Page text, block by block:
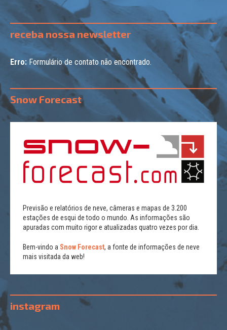
receba nossa newsletter
Erro: Formulário de contato não encontrado.
Snow Forecast
Previsão e relatórios de neve, câmeras e mapas de 3.200
estações de esqui de todo o mundo. As informações são
apuradas com muito rigor e atualizadas quatro vezes por dia.
Bem-vindo a Snow Forecast, a fonte de informações de neve
mais visitada da web!
instagram